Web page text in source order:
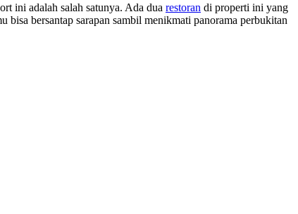
ini adalah salah satunya. Ada dua restoran di properti ini yang
bersantap sarapan sambil menikmati panorama perbukitan